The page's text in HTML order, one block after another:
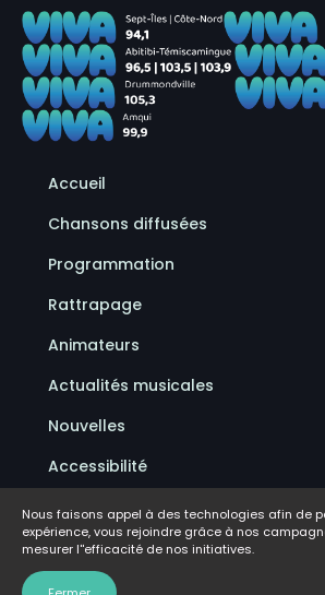
Accueil
Chansons diffusées
Programmation
Rattrapage
Animateurs
Actualités musicales
Nouvelles
Accessibilité
Politique de confidentialité
Conditions d'utilisation
FAQ
Nous faisons appel à des technologies afin de
expérience, vous rejoindre grâce à nos
mesurer l''efficacité de nos initiatives.